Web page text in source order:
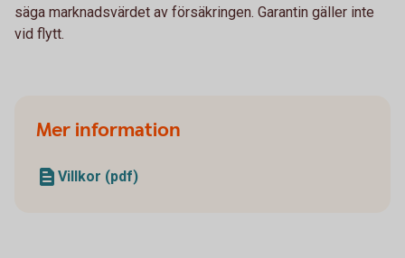
säga marknadsvärdet av försäkringen. Garantin gäller inte
vid flytt.
Mer information
Villkor (pdf)